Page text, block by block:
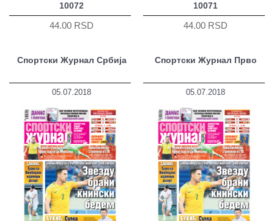
10072
44.00 RSD
10071
44.00 RSD
Спортски Журнал Србија
05.07.2018
Спортски Журнал Прво
05.07.2018